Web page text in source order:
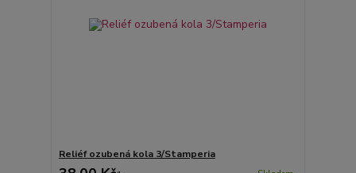
Reliéf ozubená kola 3/Stamperia